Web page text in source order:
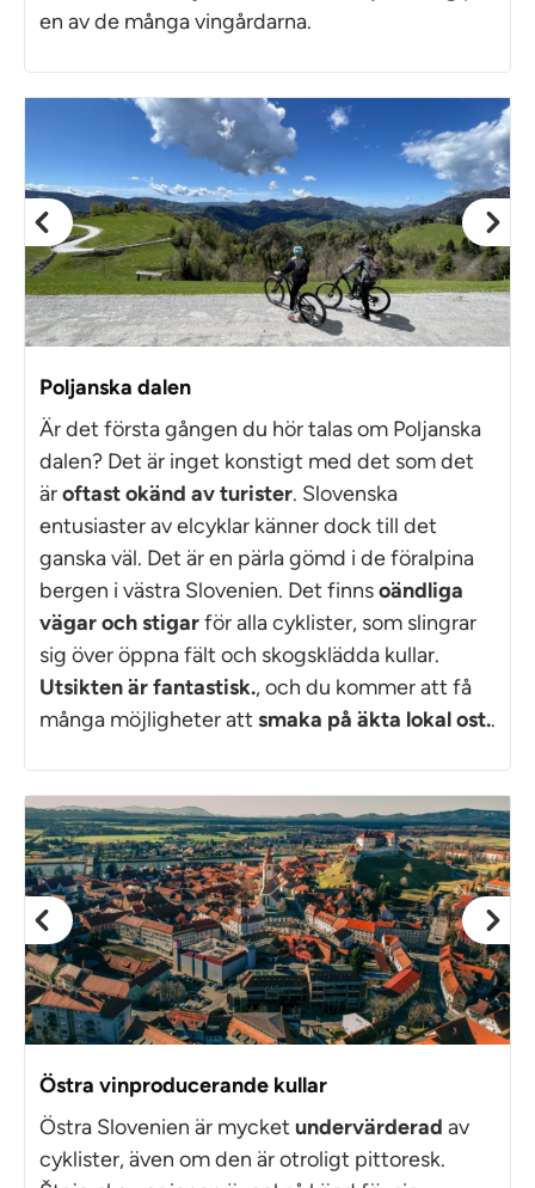
en av de många vingårdarna.
Poljanska dalen
Är det första gången du hör talas om Poljanska
dalen? Det är inget konstigt med det som det
äroftastokänd av turister. Slovenska
entusiaster av elcyklar känner dock till det
ganska väl. Det är en pärla gömd i de föralpina
bergen i västra Slovenien. Det finnsoändliga
vägar och stigarför alla cyklister, som slingrar
sig över öppna fält och skogsklädda kullar.
Utsikten är fantastisk., och du kommer att få
många möjligheter att smaka på äkta lokal ost..
Östra vinproducerande kullar
Östra Slovenien är mycket undervärderad av
cyklister, även om den är otroligt pittoresk.